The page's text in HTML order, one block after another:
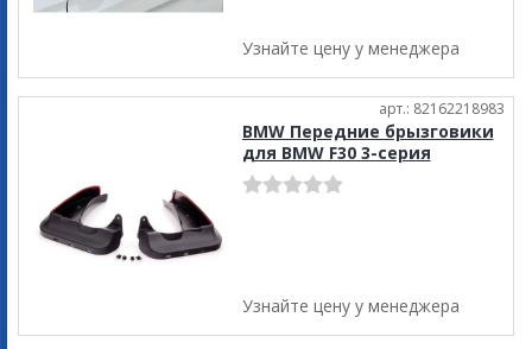
Узнайте цену у менеджера
арт.: 82162218983
BMW Передние брызговики
для BMW F30 3-серия
Узнайте цену у менеджера